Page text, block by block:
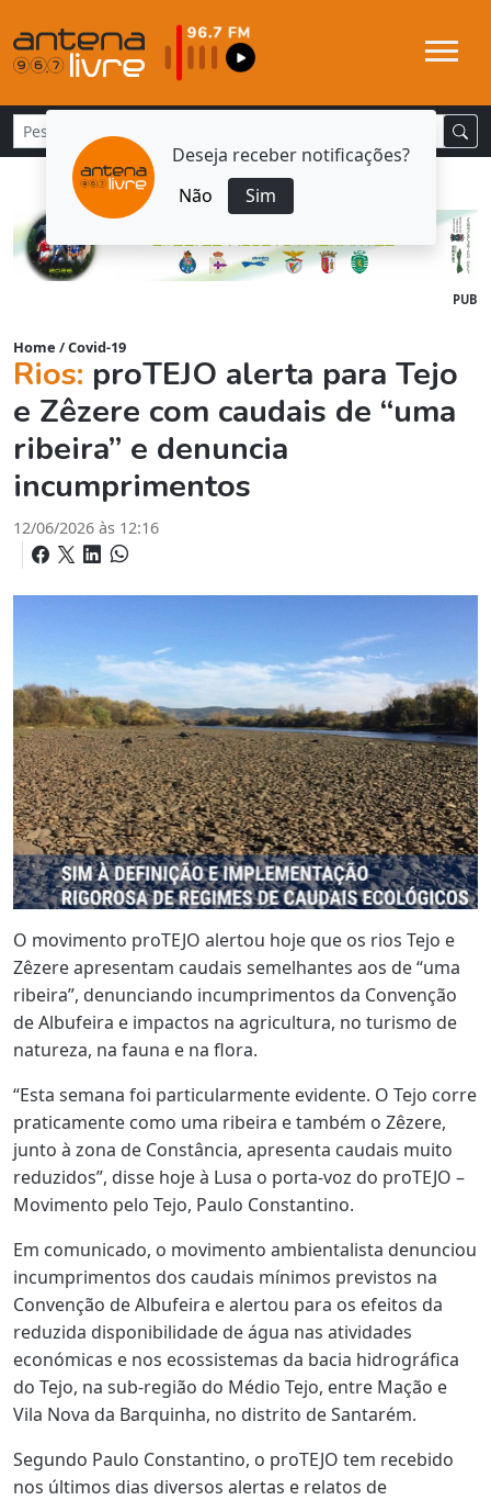
Deseja receber notificações?
Não
Sim
PUB
Home /Covid-19
Rios: proTEJO alerta para Tejo
e Zêzere com caudais de “uma
ribeira” e denuncia
incumprimentos
12/06/2026 às 12:16
O movimento proTEJO alertou hoje que os rios Tejo e
Zêzere apresentam caudais semelhantes aos de “uma
ribeira”, denunciando incumprimentos da Convenção
de Albufeira e impactos na agricultura, no turismo de
natureza, na fauna e na flora.
“Esta semana foi particularmente evidente. O Tejo corre
praticamente como uma ribeira e também o Zêzere,
junto à zona de Constância, apresenta caudais muito
reduzidos”, disse hoje à Lusa o porta-voz do proTEJO –
Movimento pelo Tejo, Paulo Constantino.
Em comunicado, o movimento ambientalista denunciou
incumprimentos dos caudais mínimos previstos na
Convenção de Albufeira e alertou para os efeitos da
reduzida disponibilidade de água nas atividades
económicas e nos ecossistemas da bacia hidrográfica
do Tejo, na sub-região do Médio Tejo, entre Mação e
Vila Nova da Barquinha, no distrito de Santarém.
Segundo Paulo Constantino, o proTEJO tem recebido
nos últimos dias diversos alertas e relatos de